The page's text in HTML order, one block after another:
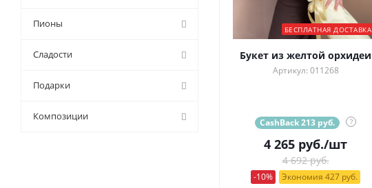
БЕСПЛАТНАЯ ДОСТАВКА
Букет из желтой орхидеи
Артикул: 011268
CashBack 213 руб. ?
4 265 руб./шт
4 692 руб.
-10% Экономия 427 руб.
Пионы
Сладости
Подарки
Композиции